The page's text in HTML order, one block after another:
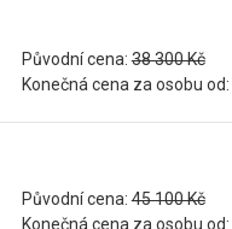
Původní cena:38 300 Kč
Konečná cena za osobu od:
Původní cena:45 100 Kč
Konečná cena za osobu od: